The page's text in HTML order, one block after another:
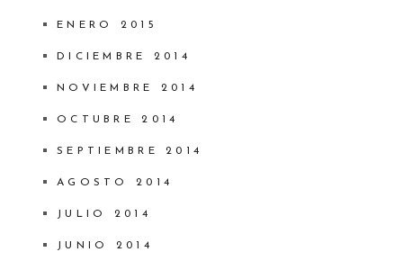
ENERO 2015
DICIEMBRE 2014
NOVIEMBRE 2014
OCTUBRE 2014
SEPTIEMBRE 2014
AGOSTO 2014
JULIO 2014
JUNIO 2014